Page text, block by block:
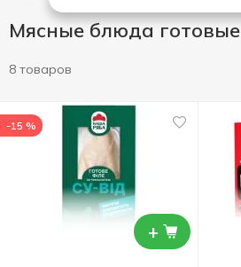
Мясные блюда готовые
8 товаров
+
-15 %